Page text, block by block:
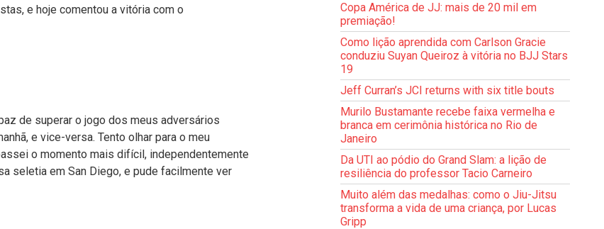
e hoje comentou a vitória com o
de superar o jogo dos meus adversários
e vice-versa. Tento olhar para o meu
o momento mais difícil, independentemente
seletia em San Diego, e pude facilmente ver
Copa América de JJ: mais de 20 mil em
premiação!
Como lição aprendida com Carlson Gracie
conduziu Suyan Queiroz à vitória no BJJ Stars
19
Jeff Curran’s JCI returns with six title bouts
Murilo Bustamante recebe faixa vermelha e
branca em cerimônia histórica no Rio de
Janeiro
Da UTI ao pódio do Grand Slam: a lição de
resiliência do professor Tacio Carneiro
Muito além das medalhas: como o Jiu-Jitsu
transforma a vida de uma criança, por Lucas
Gripp